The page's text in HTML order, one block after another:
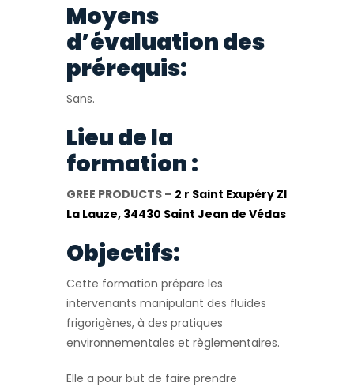
Moyens
d’évaluation des
prérequis:
Sans.
Lieu de la
formation :
GREE PRODUCTS – 2 r Saint Exupéry ZI
La Lauze, 34430 Saint Jean de Védas
Objectifs:
Cette formation prépare les
intervenants manipulant des fluides
frigorigènes, à des pratiques
environnementales et règlementaires.
Elle a pour but de faire prendre